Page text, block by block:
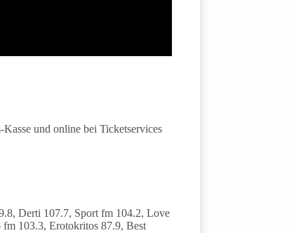
und online bei Ticketservices
Derti 107.7, Sport fm 104.2, Love
103.3, Erotokritos 87.9, Best